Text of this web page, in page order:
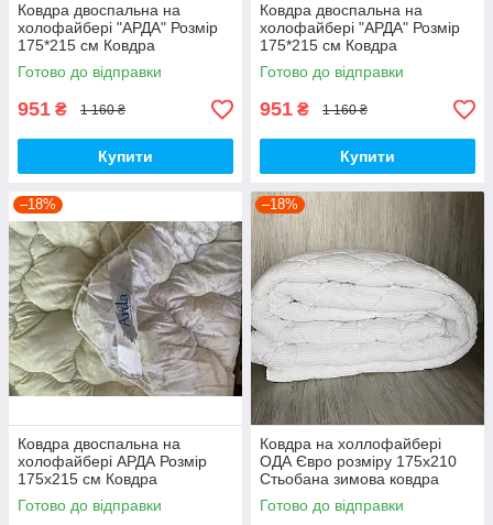
Ковдра двоспальна на
холофайбері "АРДА" Розмір
175*215 см Ковдра
наповнювач холофайбер.
Стьобана ковдра
Готово до відправки
951 ₴ 1 160 ₴
Купити
Ковдра двоспальна на
холофайбері "АРДА" Розмір
175*215 см Ковдра
наповнювач холофайбер.
Стьобана ковдра
Готово до відправки
951 ₴ 1 160 ₴
Купити
–18%
Ковдра двоспальна на
холофайбері АРДА Розмір
175х215 см Ковдра
наповнювач холофайбер.
Стьобана ковдра
Готово до відправки
–18%
Ковдра на холлофайбері
ОДА Євро розміру 175х210
Стьобана зимова ковдра
високої якості білого кольору
Готово до відправки